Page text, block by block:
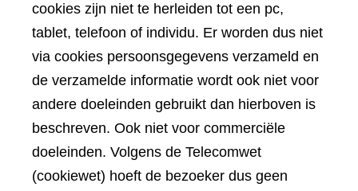
cookies zijn niet te herleiden tot een pc,
tablet, telefoon of individu. Er worden dus niet
via cookies persoonsgegevens verzameld en
de verzamelde informatie wordt ook niet voor
andere doeleinden gebruikt dan hierboven is
beschreven. Ook niet voor commerciële
doeleinden. Volgens de Telecomwet
(cookiewet) hoeft de bezoeker dus geen